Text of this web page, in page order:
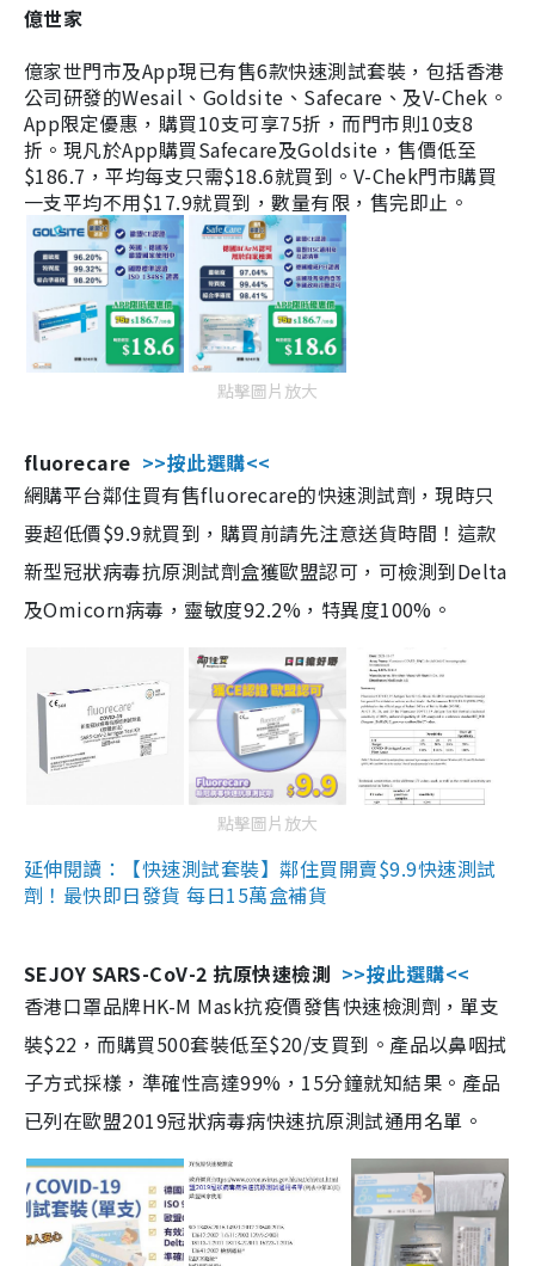
億世家
億家世門市及App現已有售6款快速測試套裝，包括香港
公司研發的Wesail、Goldsite、Safecare、及V-Chek。
App限定優惠，購買10支可享75折，而門市則10支8
折。現凡於App購買Safecare及Goldsite，售價低至
$186.7，平均每支只需$18.6就買到。V-Chek門市購買
一支平均不用$17.9就買到，數量有限，售完即止。
點擊圖片放大
fluorecare >>按此選購<<
網購平台鄰住買有售fluorecare的快速測試劑，現時只
要超低價$9.9就買到，購買前請先注意送貨時間！這款
新型冠狀病毒抗原測試劑盒獲歐盟認可，可檢測到Delta
及Omicorn病毒，靈敏度92.2%，特異度100%。
點擊圖片放大
延伸閱讀：【快速測試套裝】鄰住買開賣$9.9快速測試
劑！最快即日發貨 每日15萬盒補貨
SEJOY SARS-CoV-2 抗原快速檢測 >>按此選購<<
香港口罩品牌HK-M Mask抗疫價發售快速檢測劑，單支
裝$22，而購買500套裝低至$20/支買到。產品以鼻咽拭
子方式採樣，準確性高達99%，15分鐘就知結果。產品
已列在歐盟2019冠狀病毒病快速抗原測試通用名單。